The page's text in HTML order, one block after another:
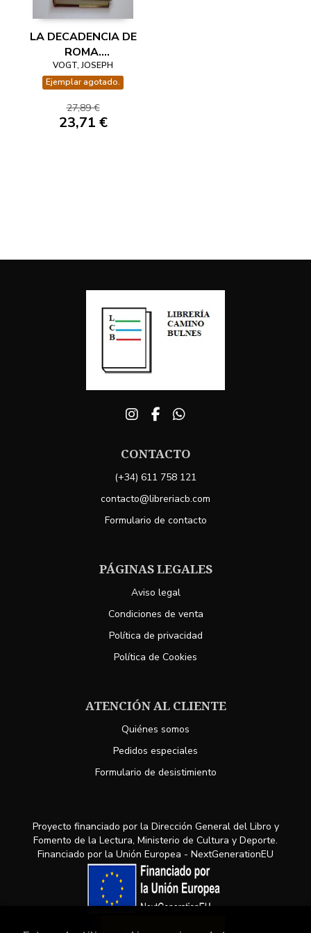
LA DECADENCIA DE
ROMA.
METAMORFOSIS DE
LA CULTURA
VOGT, JOSEPH
Ejemplar agotado.
27,89 €
23,71 €
CONTACTO
(+34) 611 758 121
contacto@libreriacb.com
Formulario de contacto
PÁGINAS LEGALES
Aviso legal
Condiciones de venta
Política de privacidad
Política de Cookies
ATENCIÓN AL CLIENTE
Quiénes somos
Pedidos especiales
Formulario de desistimiento
Proyecto financiado por la Dirección General del Libro y
Fomento de la Lectura, Ministerio de Cultura y Deporte.
Financiado por la Unión Europea - NextGenerationEU